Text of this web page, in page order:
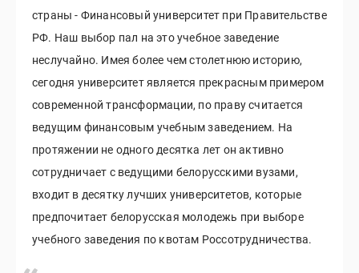
страны - Финансовый университет при Правительстве
РФ. Наш выбор пал на это учебное заведение
неслучайно. Имея более чем столетнюю историю,
сегодня университет является прекрасным примером
современной трансформации, по праву считается
ведущим финансовым учебным заведением. На
протяжении не одного десятка лет он активно
сотрудничает с ведущими белорусскими вузами,
входит в десятку лучших университетов, которые
предпочитает белорусская молодежь при выборе
учебного заведения по квотам Россотрудничества.